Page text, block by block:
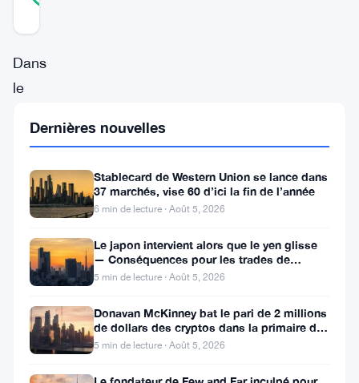
Dans
le
rapide
finance
moderne,
secteur
Dernières nouvelles
Stablecard de Western Union se lance dans
37 marchés, vise 60 d’ici la fin de l’année
6 min de lecture · Août 5, 2026
Le japon intervient alors que le yen glisse
— Conséquences pour les trades de
portage crypto
5 min de lecture · Août 5, 2026
Donavan McKinney bat le pari de 2 millions
de dollars des cryptos dans la primaire du
13e district du Michigan
5 min de lecture · Août 5, 2026